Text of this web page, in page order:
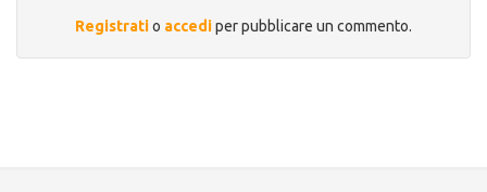
Registratio accediper pubblicare un commento.